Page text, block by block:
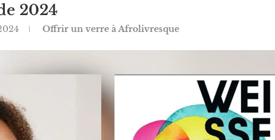
2024
Offrir un verre à Afrolivresque